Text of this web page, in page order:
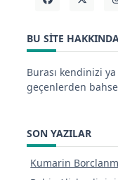
BU SITE
Burası kendinizi
geçenlerden
SON YAZILAR
Kumarin